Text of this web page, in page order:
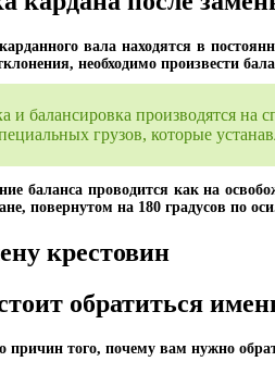
вала находятся в
необходимо произвести
и балансировка производятся на
грузов, которые
баланса проводится как на
повернутом на 180 градусов по
крестовин
обратиться
причин того, почему вам нужно